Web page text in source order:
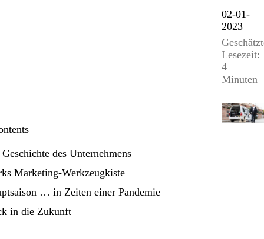
02-01-
2023
Lesezeit:
4
Minuten
des Unternehmens
Marketing-Werkzeugkiste
… in Zeiten einer Pandemie
in die Zukunft